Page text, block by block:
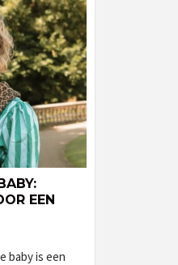
EEN
baby is een